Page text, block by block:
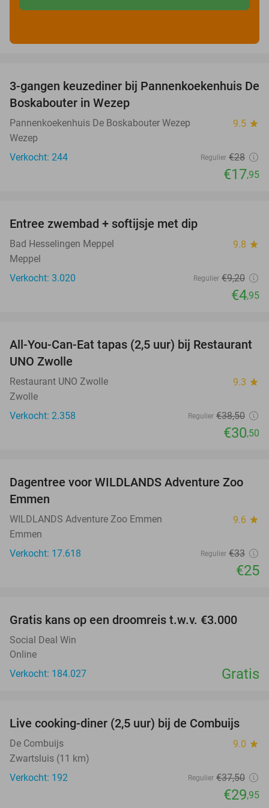
36%
3-gangen keuzediner bij Pannenkoekenhuis De
Boskabouter in Wezep
Pannenkoekenhuis De Boskabouter Wezep 9.5 star
Wezep
Verkocht: 244
Regulier €28
€17,95
Entree zwembad + softijsje met dip
Bad Hesselingen Meppel 9.8 star
Meppel
Verkocht: 3.020
Regulier €9,20
€4,95
21%
All-You-Can-Eat tapas (2,5 uur) bij Restaurant
UNO Zwolle
Restaurant UNO Zwolle 9.3 star
Zwolle
Verkocht: 2.358
Regulier €38,50
€30,50
24%
Dagentree voor WILDLANDS Adventure Zoo
Emmen
WILDLANDS Adventure Zoo Emmen 9.6 star
Emmen
Verkocht: 17.618
Regulier €33
€25
Gratis kans op een droomreis t.w.v. €3.000
Social Deal Win
Online
Verkocht: 184.027
Gratis
20%
Live cooking-diner (2,5 uur) bij de Combuijs
De Combuijs 9.0 star
Zwartsluis (11 km)
Verkocht: 192
Regulier €37,50
€29,95